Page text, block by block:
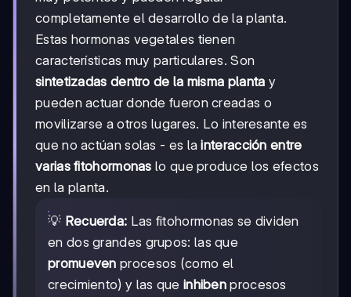
completamente el desarrollo de la planta.
Estas hormonas vegetales tienen
características muy particulares. Son
sintetizadas dentro de la misma planta y
pueden actuar donde fueron creadas o
movilizarse a otros lugares. Lo interesante es
que no actúan solas - es lainteracción entre
varias fitohormonas lo que produce los efectos
en la planta.
💡 Recuerda: Las fitohormonas se dividen
en dos grandes grupos: las que
promueven procesos (como el
crecimiento) y las que inhiben procesos